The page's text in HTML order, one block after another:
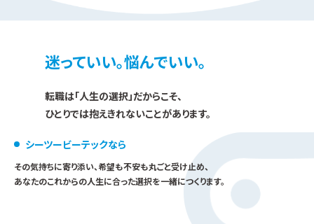
迷っていい。悩んでいい。
転職は「人生の選択」だからこそ、
ひとりでは抱えきれないことがあります。
シーツービーテックなら
その気持ちに寄り添い、希望も不安も丸ごと受け止め、
あなたのこれからの人生に合った選択を一緒につくります。